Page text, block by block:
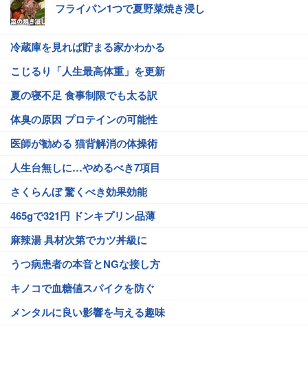
フライパン1つで夏野菜焼き浸し
冷蔵庫を見れば貯まる家かわかる
こじるり「人生最高体重」を更新
夏の寝不足 食事制限でも太る訳
体臭の原因 プロテインの可能性
医師が勧める 猫背解消の体操術
人生台無しに…やめるべき7項目
さくらんぼ 驚くべき効果効能
465gで321円 ドンキプリン品薄
麻辣湯 具材次第でカツ丼級に
うつ病患者の本音とNGな接し方
キノコで血糖値スパイクを防ぐ
メンタルに良い影響を与える趣味